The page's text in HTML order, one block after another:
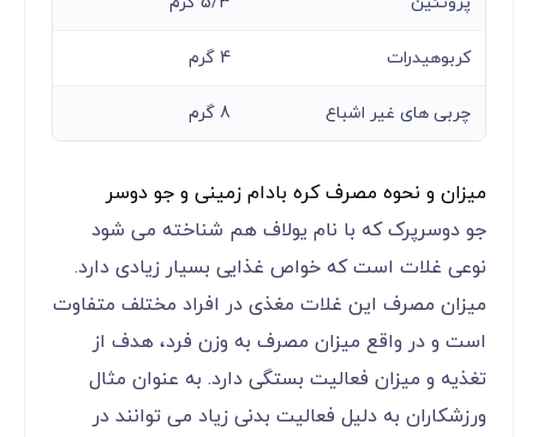
کربوهیدرات 4 گرم
چربی های غیر اشباع 8 گرم
میزان و نحوه مصرف کره بادام زمینی و جو دوسر
جو دوسرپرک که با نام یولاف هم شناخته می شود
نوعی غلات است که خواص غذایی بسیار زیادی دارد.
میزان مصرف این غلات مغذی در افراد مختلف متفاوت
است و در واقع میزان مصرف به وزن فرد، هدف از
تغذیه و میزان فعالیت بستگی دارد. به عنوان مثال
ورزشکاران به دلیل فعالیت بدنی زیاد می توانند در